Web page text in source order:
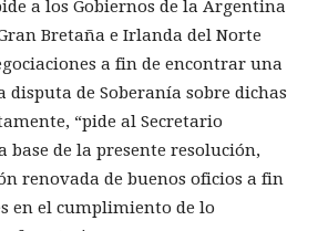
a los Gobiernos de la Argentina
Bretaña e Irlanda del Norte
a fin de encontrar una
disputa de Soberanía sobre dichas
“pide al Secretario
base de la presente resolución,
renovada de buenos oficios a fin
en el cumplimiento de lo